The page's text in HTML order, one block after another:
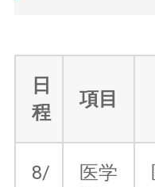
日
程
項目
8/
医学